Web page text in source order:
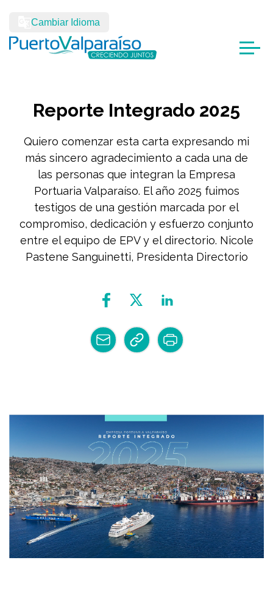
Cambiar Idioma
Reporte Integrado 2025
Quiero comenzar esta carta expresando mi
más sincero agradecimiento a cada una de
las personas que integran la Empresa
Portuaria Valparaíso. El año 2025 fuimos
testigos de una gestión marcada por el
compromiso, dedicación y esfuerzo conjunto
entre el equipo de EPV y el directorio. Nicole
Pastene Sanguinetti, Presidenta Directorio